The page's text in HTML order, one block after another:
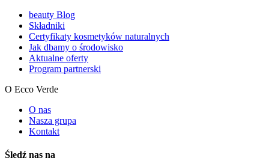
beauty Blog
Składniki
Certyfikaty kosmetyków naturalnych
Jak dbamy o środowisko
Aktualne oferty
Program partnerski
O Ecco Verde
O nas
Nasza grupa
Kontakt
Śledź nas na